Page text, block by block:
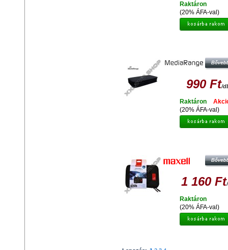
(20% ÁFA-val)
Raktáron
990 Ft/
(20% ÁFA-val)
Raktáron
1 160 Ft
(20% ÁFA-val)
Raktáron